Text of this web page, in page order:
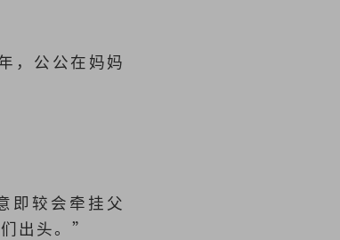
，公公在妈妈
即较会牵挂父
出头。”